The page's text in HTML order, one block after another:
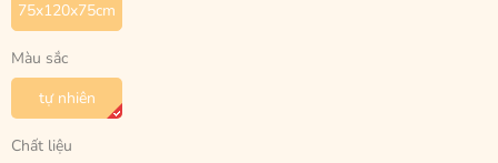
75x120x75cm
Màu sắc
tự nhiên
Chất liệu